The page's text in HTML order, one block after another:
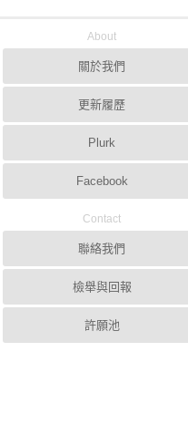
About
關於我們
更新履歷
Plurk
Facebook
Contact
聯絡我們
檢舉與回報
許願池